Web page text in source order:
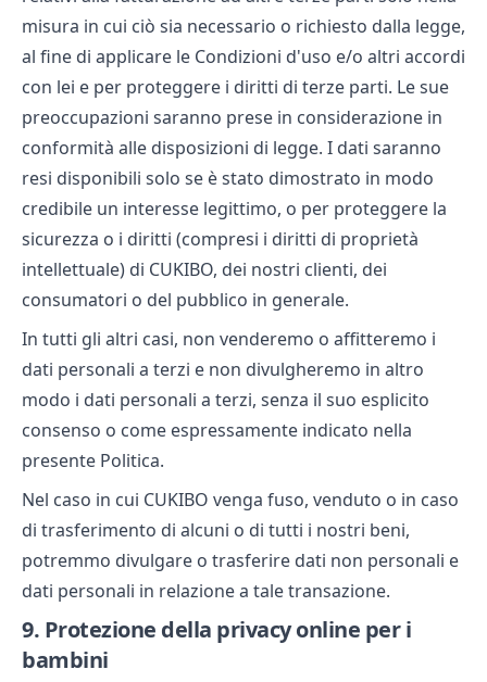
misura in cui ciò sia necessario o richiesto dalla legge,
al fine di applicare le Condizioni d'uso e/o altri accordi
con lei e per proteggere i diritti di terze parti. Le sue
preoccupazioni saranno prese in considerazione in
conformità alle disposizioni di legge. I dati saranno
resi disponibili solo se è stato dimostrato in modo
credibile un interesse legittimo, o per proteggere la
sicurezza o i diritti (compresi i diritti di proprietà
intellettuale) di CUKIBO, dei nostri clienti, dei
consumatori o del pubblico in generale.
In tutti gli altri casi, non venderemo o affitteremo i
dati personali a terzi e non divulgheremo in altro
modo i dati personali a terzi, senza il suo esplicito
consenso o come espressamente indicato nella
presente Politica.
Nel caso in cui CUKIBO venga fuso, venduto o in caso
di trasferimento di alcuni o di tutti i nostri beni,
potremmo divulgare o trasferire dati non personali e
dati personali in relazione a tale transazione.
9. Protezione della privacy online per i
bambini